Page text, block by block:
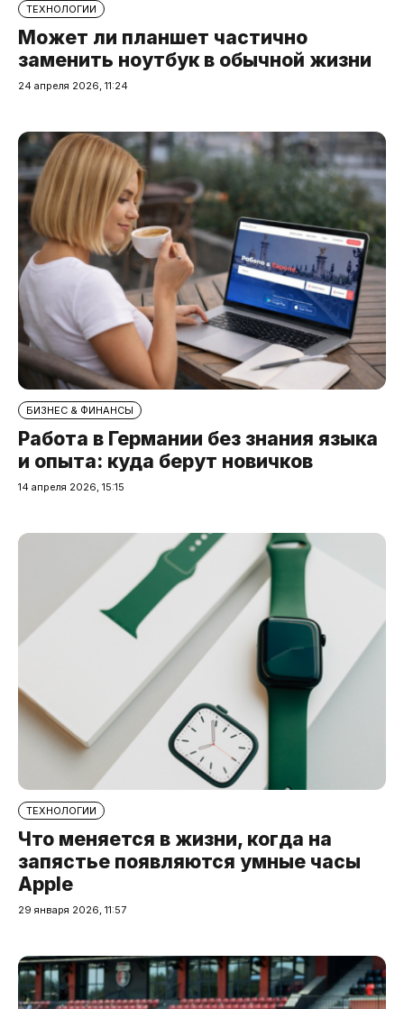
ТЕХНОЛОГИИ
Может ли планшет частично
заменить ноутбук в обычной жизни
24 апреля 2026, 11:24
БИЗНЕС & ФИНАНСЫ
Работа в Германии без знания языка
и опыта: куда берут новичков
14 апреля 2026, 15:15
ТЕХНОЛОГИИ
Что меняется в жизни, когда на
запястье появляются умные часы
Apple
29 января 2026, 11:57